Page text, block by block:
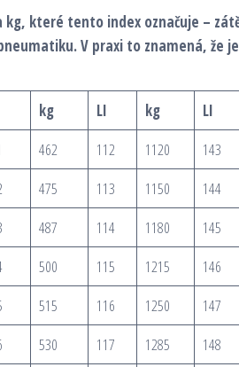
kg, které tento index označuje –
V praxi to znamená, že
kg LI kg LI
462 112 1120 143
475 113 1150 144
487 114 1180 145
500 115 1215 146
515 116 1250 147
530 117 1285 148